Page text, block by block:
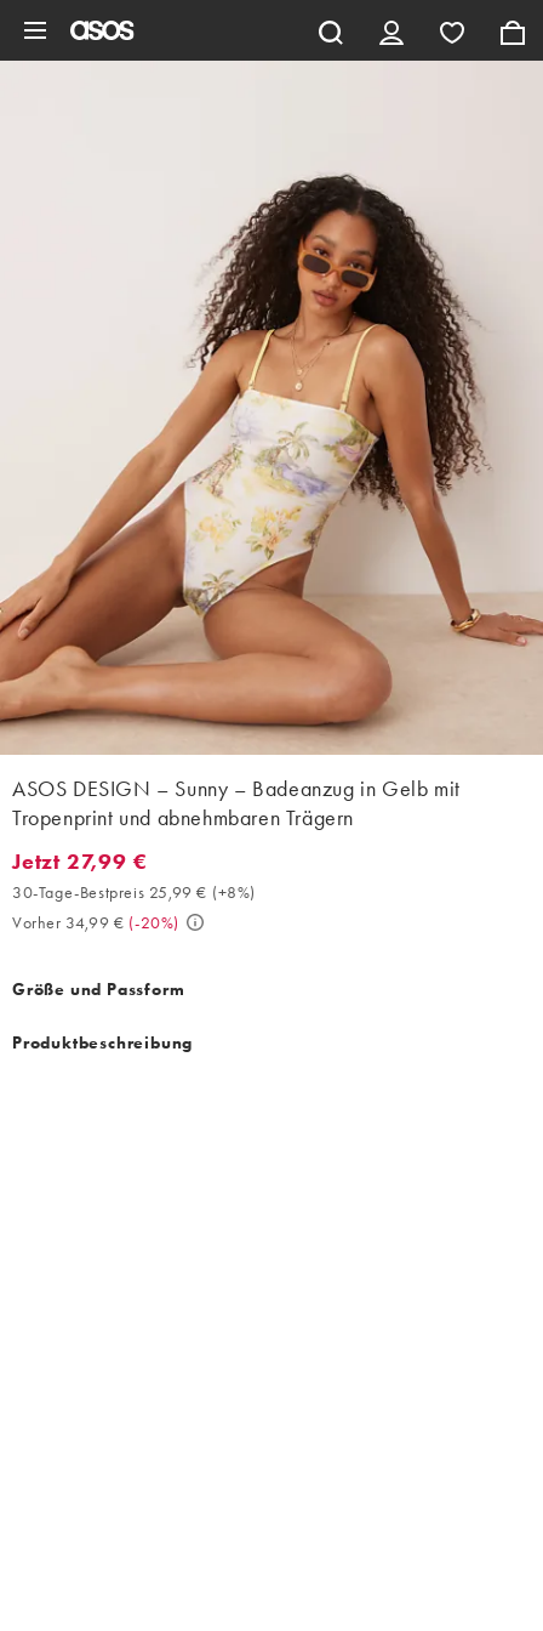
ASOS DESIGN – Sunny – Badeanzug in Gelb mit
Tropenprint und abnehmbaren Trägern
Jetzt 27,99 €. 30-Tage-Bestpreis 25,99 € (+8%). Vorher 34,99
Jetzt 27,99 €
30-Tage-Bestpreis 25,99 € (+8%)
Vorher 34,99 € (-20%)
Größe und Passform
Produktbeschreibung